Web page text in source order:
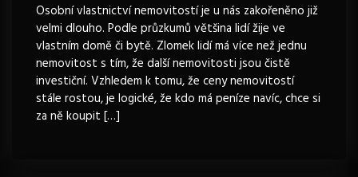
Osobní vlastnictví nemovitostí je u nás zakořeněno již
velmi dlouho. Podle průzkumů většina lidí žije ve
vlastním domě či bytě. Zlomek lidí má více než jednu
nemovitost s tím, že další nemovitosti jsou čistě
investiční. Vzhledem k tomu, že ceny nemovitostí
stále rostou, je logické, že kdo má peníze navíc, chce si
za ně koupit […]